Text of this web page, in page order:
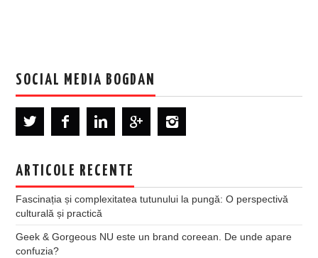
SOCIAL MEDIA BOGDAN
ARTICOLE RECENTE
Fascinația și complexitatea tutunului la pungă: O perspectivă
culturală și practică
Geek & Gorgeous NU este un brand coreean. De unde apare
confuzia?